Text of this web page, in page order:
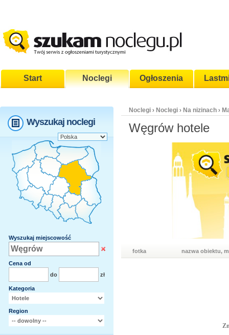
Start Noclegi Ogłoszenia
Wyszukaj noclegi
Wyszukaj miejscowość
Cena od
do
zł
Kategoria
Region
Noclegi › Noclegi › Na nizinach ›
Węgrów hotele
fotka nazwa obiektu,